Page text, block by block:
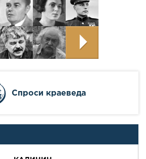
Cпроси краеведа